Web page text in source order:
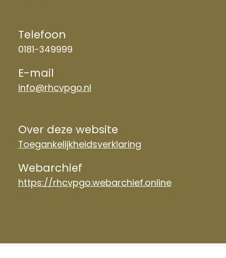
Telefoon
0181-349999
E-mail
info@rhcvpgo.nl
Over deze website
Toegankelijkheidsverklaring
Webarchief
https://rhcvpgo.webarchief.online